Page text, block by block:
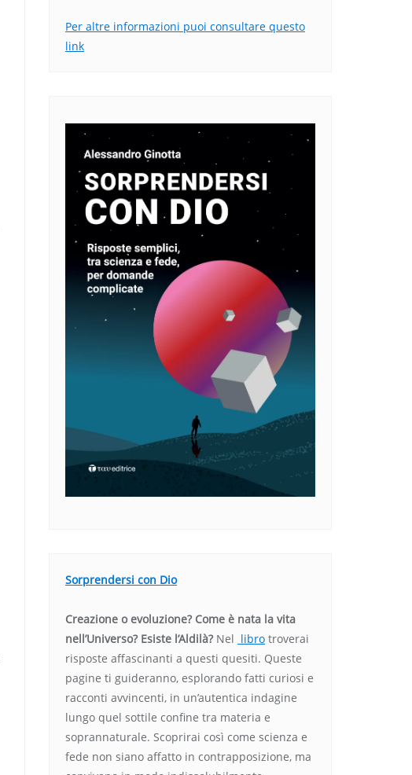
Per altre informazioni puoi consultare questo
link
Sorprendersi con Dio
Creazione o evoluzione? Come è nata la vita
nell’Universo? Esiste l’Aldilà? Nel libro troverai
risposte affascinanti a questi quesiti. Queste
pagine ti guideranno, esplorando fatti curiosi e
racconti avvincenti, in un’autentica indagine
lungo quel sottile confine tra materia e
soprannaturale. Scoprirai così come scienza e
fede non siano affatto in contrapposizione, ma